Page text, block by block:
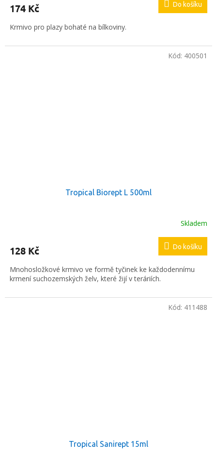
174 Kč Do košíku
Krmivo pro plazy bohaté na bílkoviny.
Tropical Biorept L 500ml
Skladem
128 Kč Do košíku
Mnohosložkové krmivo ve formě tyčinek ke každodennímu
krmení suchozemských želv, které žijí v teráriích.
Kód: 400501
Tropical Sanirept 15ml
Kód: 411488